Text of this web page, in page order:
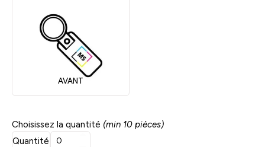
AVANT
Choisissez la quantité (min 10 pièces)
Quantité